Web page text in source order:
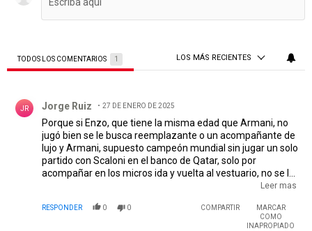
TODOS LOS COMENTARIOS 1 LOS MÁS RECIENTES
JR Jorge Ruiz 27 DE ENERO DE 2025
Porque si Enzo, que tiene la misma edad que Armani, no
jugó bien se le busca reemplazante o un acompañante de
lujo y Armani, supuesto campeón mundial sin jugar un solo
partido con Scaloni en el banco de Qatar, solo por
acompañar en los micros ida y vuelta al vestuario, no se le
busca remplazante por uno o dos partidos; solo para ver
banca en silencio pero que hoy es un Armani hace 10 o 15
años atras; basta de mentirnos que el Pulpo es un arquero
Leer mas
RESPONDER 0 0 COMPARTIR
MARCAR
COMO
INAPROPIADO